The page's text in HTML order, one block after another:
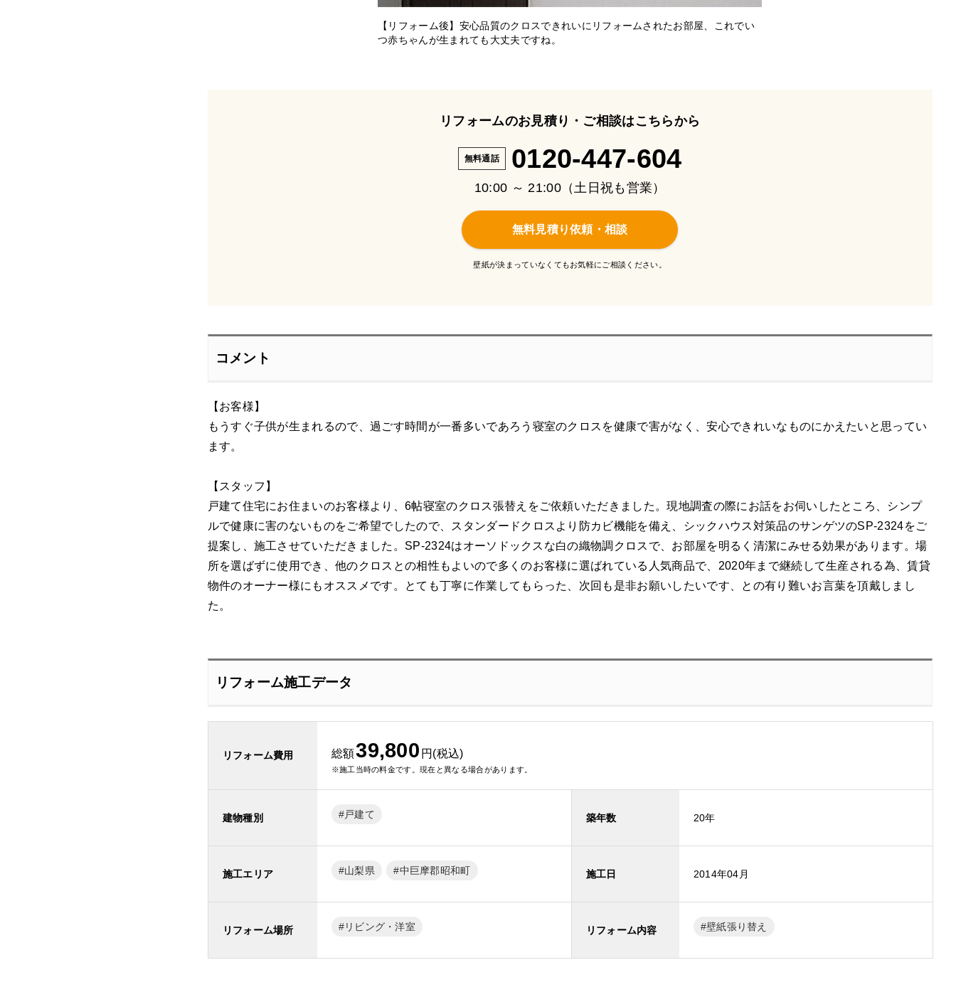
【リフォーム後】安心品質のクロスできれいにリフォームされたお部屋、これでい
つ赤ちゃんが生まれても大丈夫ですね。
リフォームのお見積り・ご相談はこちらから
無料通話 0120-447-604
10:00 ～ 21:00（土日祝も営業）
無料見積り依頼・相談
壁紙が決まっていなくてもお気軽にご相談ください。
コメント
【お客様】
もうすぐ子供が生まれるので、過ごす時間が一番多いであろう寝室のクロスを健康で害がなく、安心できれいなものにかえたいと思ってい
ます。
【スタッフ】
戸建て住宅にお住まいのお客様より、6帖寝室のクロス張替えをご依頼いただきました。現地調査の際にお話をお伺いしたところ、シンプ
ルで健康に害のないものをご希望でしたので、スタンダードクロスより防カビ機能を備え、シックハウス対策品のサンゲツのSP-2324をご
提案し、施工させていただきました。SP-2324はオーソドックスな白の織物調クロスで、お部屋を明るく清潔にみせる効果があります。場
所を選ばずに使用でき、他のクロスとの相性もよいので多くのお客様に選ばれている人気商品で、2020年まで継続して生産される為、賃貸
物件のオーナー様にもオススメです。とても丁寧に作業してもらった、次回も是非お願いしたいです、との有り難いお言葉を頂戴しまし
た。
リフォーム施工データ
リフォーム費用 総額39,800 円(税込)
※施工当時の料金です。現在と異なる場合があります。
建物種別 戸建て 築年数 20年
施工エリア 山梨県 中巨摩郡昭和町 施工日 2014年04月
リフォーム場所 リビング・洋室 リフォーム内容 壁紙張り替え